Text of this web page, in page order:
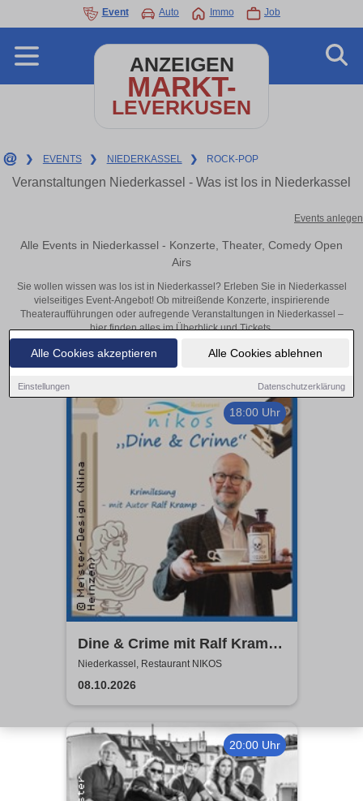
Alle Cookies akzeptieren Alle Cookies ablehnen
Einstellungen Datenschutzerklärung
Event Auto Immo Job
ANZEIGEN
MARKT-
LEVERKUSEN
❯ EVENTS ❯ NIEDERKASSEL ❯ ROCK-POP
Veranstaltungen Niederkassel - Was ist los in Niederkassel
Events anlegen
Alle Events in Niederkassel - Konzerte, Theater, Comedy Open
Airs
Sie wollen wissen was los ist in Niederkassel? Erleben Sie in Niederkassel
vielseitiges Event-Angebot! Ob mitreißende Konzerte, inspirierende
Theateraufführungen oder aufregende Veranstaltungen in Niederkassel –
hier finden alles im Überblick und Tickets.
18:00 Uhr
Dine & Crime mit Ralf Kramp |
Unterhaltsame Krimi-Lesung
Niederkassel, Restaurant NIKOS
08.10.2026
20:00 Uhr